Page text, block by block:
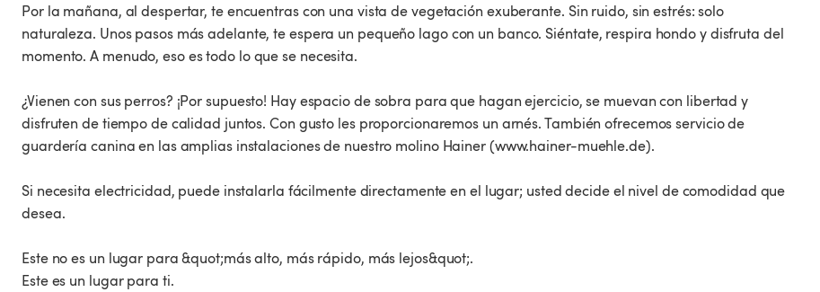
Por la mañana, al despertar, te encuentras con una vista de vegetación exuberante. Sin ruido, sin estrés: solo
naturaleza. Unos pasos más adelante, te espera un pequeño lago con un banco. Siéntate, respira hondo y disfruta del
momento. A menudo, eso es todo lo que se necesita.
¿Vienen con sus perros? ¡Por supuesto! Hay espacio de sobra para que hagan ejercicio, se muevan con libertad y
disfruten de tiempo de calidad juntos. Con gusto les proporcionaremos un arnés. También ofrecemos servicio de
guardería canina en las amplias instalaciones de nuestro molino Hainer (www.hainer-muehle.de).
Si necesita electricidad, puede instalarla fácilmente directamente en el lugar; usted decide el nivel de comodidad que
desea.
Este no es un lugar para &quot;más alto, más rápido, más lejos&quot;.
Este es un lugar para ti.